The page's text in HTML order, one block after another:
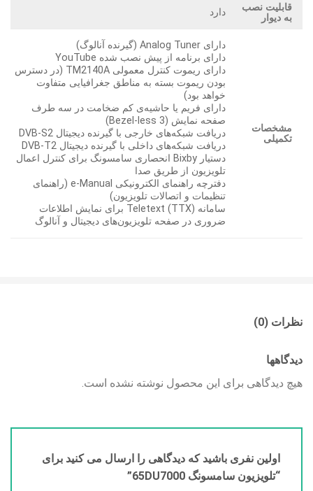
قابلیت نصب
به دیوار
دارد
مشخصات
تکمیلی
دارای Analog Tuner (گیرنده آنالوگ)
دارای برنامه از پیش نصب شده YouTube
دارای ریموت کنترل معمولی TM2140A (در دسترس
بودن ریموت بسته به مناطق جغرافیایی متفاوت
خواهد بود)
دارای فریم یا حاشیه‌ی کم ضخامت در سه طرف
صفحه نمایش (3 Bezel-less)
دریافت شبکه‌های خارجی با گیرنده دیجیتال DVB-S2
دریافت شبکه‌های داخلی با گیرنده دیجیتال DVB-T2
دستیار Bixby انحصاری سامسونگ برای کنترل اعمال
تلویزیون از طریق صدا
دفترچه راهنمای الکترونیکی e-Manual (راهنمای
تنظیمات و اتصالات تلویزیون)
سامانه Teletext (TTX) برای نمایش اطلاعات
ضروری در صفحه تلویزیون‌های دیجیتال و آنالوگ
نظرات (0)
دیدگاهها
هیچ دیدگاهی برای این محصول نوشته نشده است.
اولین نفری باشید که دیدگاهی را ارسال می کنید برای
“تلویزیون سامسونگ 65DU7000”